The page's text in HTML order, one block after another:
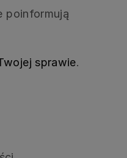
poinformują
sprawie.